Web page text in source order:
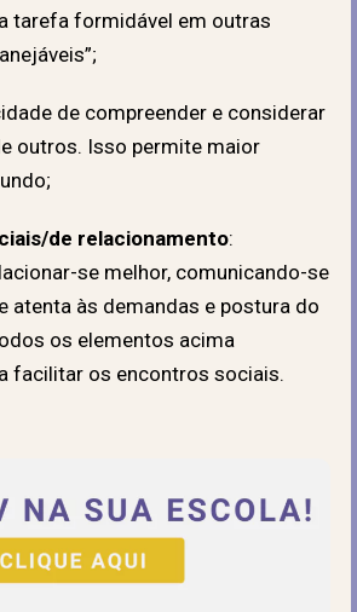
tarefa formidável em outras
de compreender e considerar
outros. Isso permite maior
de relacionamento:
se melhor, comunicando-se
atenta às demandas e postura do
os elementos acima
facilitar os encontros sociais.